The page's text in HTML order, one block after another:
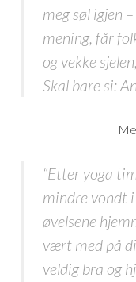
meg søl igjen
mening, får
og vekke
Skal bare si:
“Etter yoga
mindre vondt i
øvelsene
vært med på
veldig bra og